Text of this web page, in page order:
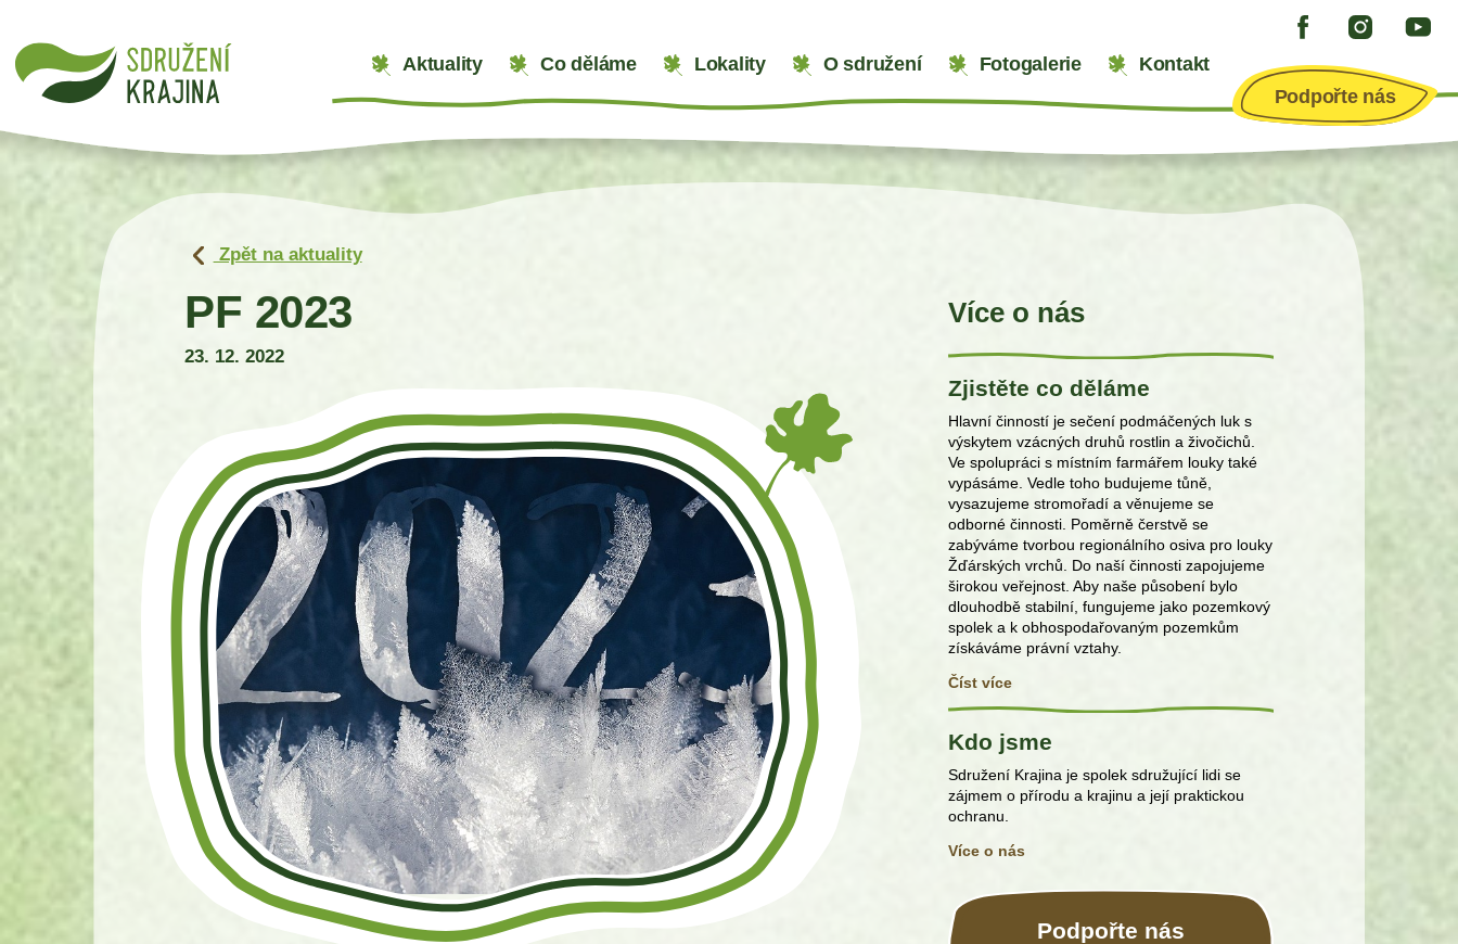
Aktuality Co děláme Lokality O sdružení Fotogalerie
Kontakt
Podpořte nás
Zpět na aktuality
PF 2023
23. 12. 2022
Více o nás
Zjistěte co děláme
Hlavní činností je sečení podmáčených luk s
výskytem vzácných druhů rostlin a živočichů.
Ve spolupráci s místním farmářem louky také
vypásáme. Vedle toho budujeme tůně,
vysazujeme stromořadí a věnujeme se
odborné činnosti. Poměrně čerstvě se
zabýváme tvorbou regionálního osiva pro louky
Žďárských vrchů. Do naší činnosti zapojujeme
širokou veřejnost. Aby naše působení bylo
dlouhodbě stabilní, fungujeme jako pozemkový
spolek a k obhospodařovaným pozemkům
získáváme právní vztahy.
Číst více
Kdo jsme
Sdružení Krajina je spolek sdružující lidi se
zájmem o přírodu a krajinu a její praktickou
ochranu.
Více o nás
Podpořte nás